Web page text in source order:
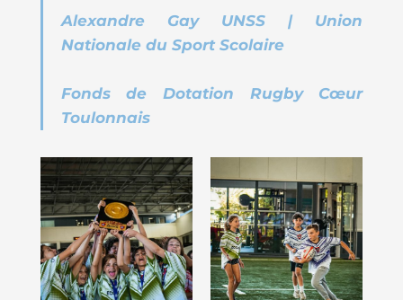
Alexandre Gay
UNSS | Union
Nationale du Sport Scolaire
Fonds de Dotation Rugby Cœur
Toulonnais